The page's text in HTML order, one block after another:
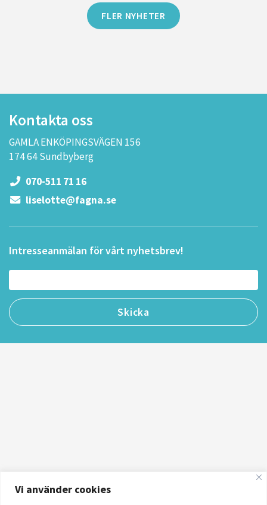
Vi använder cookies
FLER NYHETER
Kontakta oss
GAMLA ENKÖPINGSVÄGEN 156
174 64 Sundbyberg
070-511 71 16
liselotte@fagna.se
Intresseanmälan för vårt nyhetsbrev!